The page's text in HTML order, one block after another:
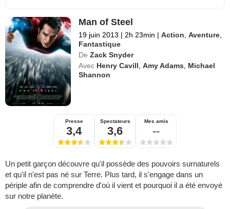
Man of Steel
19 juin 2013 | 2h 23min | Action ,Aventure
Fantastique
De Zack Snyder
Avec Henry Cavill ,Amy Adams
Michael
Shannon
Presse
3,4
Spectateurs
3,6
Mes amis
--
Un petit garçon découvre qu'il possède des pouvoirs surnaturels
et qu'il n'est pas né sur Terre. Plus tard, il s'engage dans un
périple afin de comprendre d'où il vient et pourquoi il a été envoyé
sur notre planète.